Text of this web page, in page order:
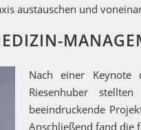
austauschen und
Nach einer Keynote
Riesenhuber
beeindruckende
Anschließend fand die